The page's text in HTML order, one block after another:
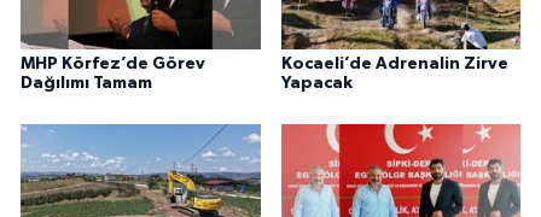
MHP Körfez’de Görev
Dağılımı Tamam
Kocaeli’de Adrenalin Zirve
Yapacak